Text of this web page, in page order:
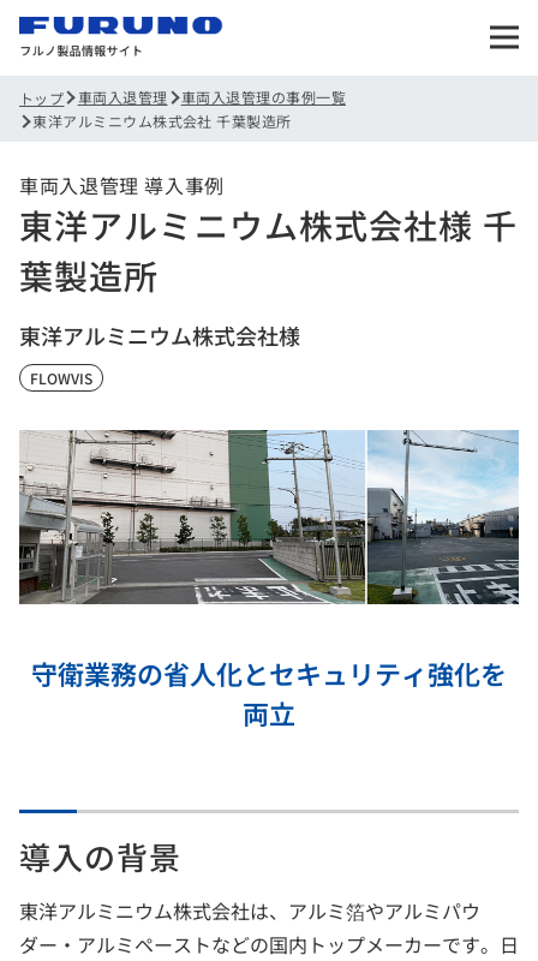
トップ 車両入退管理
車両入退管理の事例一覧
東洋アルミニウム株式会社 千葉製造所
車両入退管理 導入事例
東洋アルミニウム株式会社様 千
葉製造所
東洋アルミニウム株式会社様
FLOWVIS
守衛業務の省人化とセキュリティ強化を
両立
導入の背景
東洋アルミニウム株式会社は、アルミ箔やアルミパウ
ダー・アルミペーストなどの国内トップメーカーです。日